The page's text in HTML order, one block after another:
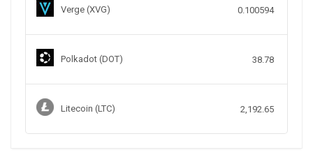
Verge (XVG) 0.100594
Polkadot (DOT) 38.78
Litecoin (LTC) 2,192.65